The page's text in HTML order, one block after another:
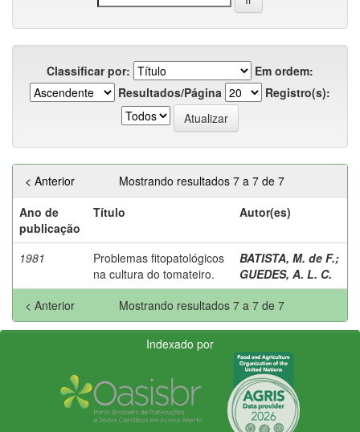
Classificar por:
Em ordem:
Resultados/Página
Registro(s):
Mostrando resultados 7 a 7 de 7
< Anterior
Ano de
publicação
Título Autor(es)
1981
Problemas fitopatológicos
na cultura do tomateiro.
BATISTA, M. de F.;
GUEDES, A. L. C.
Mostrando resultados 7 a 7 de 7
< Anterior
Indexado por